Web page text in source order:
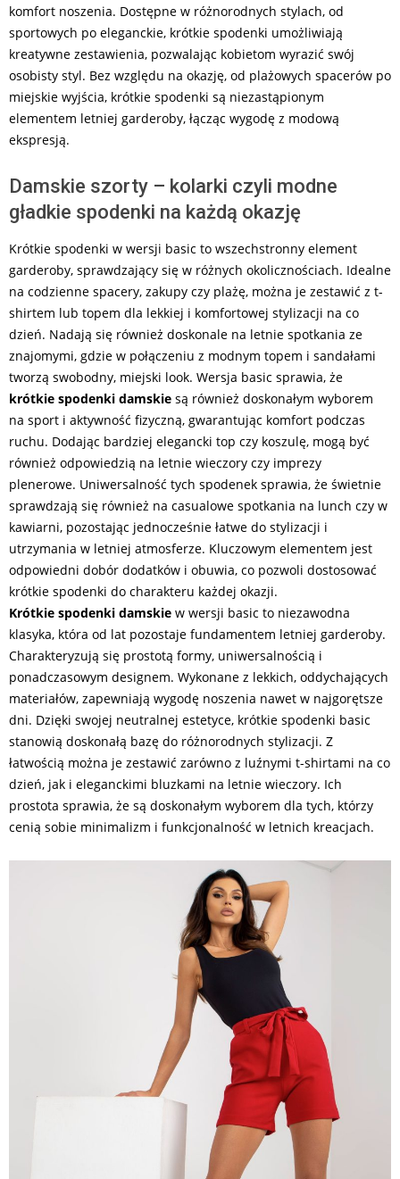
komfort noszenia. Dostępne w różnorodnych stylach, od
sportowych po eleganckie, krótkie spodenki umożliwiają
kreatywne zestawienia, pozwalając kobietom wyrazić swój
osobisty styl. Bez względu na okazję, od plażowych spacerów po
miejskie wyjścia, krótkie spodenki są niezastąpionym
elementem letniej garderoby, łącząc wygodę z modową
ekspresją.
Damskie szorty – kolarki czyli modne
gładkie spodenki na każdą okazję
Krótkie spodenki w wersji basic to wszechstronny element
garderoby, sprawdzający się w różnych okolicznościach. Idealne
na codzienne spacery, zakupy czy plażę, można je zestawić z t-
shirtem lub topem dla lekkiej i komfortowej stylizacji na co
dzień. Nadają się również doskonale na letnie spotkania ze
znajomymi, gdzie w połączeniu z modnym topem i sandałami
tworzą swobodny, miejski look. Wersja basic sprawia, że
krótkie spodenki damskie są również doskonałym wyborem
na sport i aktywność fizyczną, gwarantując komfort podczas
ruchu. Dodając bardziej elegancki top czy koszulę, mogą być
również odpowiedzią na letnie wieczory czy imprezy
plenerowe. Uniwersalność tych spodenek sprawia, że świetnie
sprawdzają się również na casualowe spotkania na lunch czy w
kawiarni, pozostając jednocześnie łatwe do stylizacji i
utrzymania w letniej atmosferze. Kluczowym elementem jest
odpowiedni dobór dodatków i obuwia, co pozwoli dostosować
krótkie spodenki do charakteru każdej okazji.
Krótkie spodenki damskie w wersji basic to niezawodna
klasyka, która od lat pozostaje fundamentem letniej garderoby.
Charakteryzują się prostotą formy, uniwersalnością i
ponadczasowym designem. Wykonane z lekkich, oddychających
materiałów, zapewniają wygodę noszenia nawet w najgorętsze
dni. Dzięki swojej neutralnej estetyce, krótkie spodenki basic
stanowią doskonałą bazę do różnorodnych stylizacji. Z
łatwością można je zestawić zarówno z luźnymi t-shirtami na co
dzień, jak i eleganckimi bluzkami na letnie wieczory. Ich
prostota sprawia, że są doskonałym wyborem dla tych, którzy
cenią sobie minimalizm i funkcjonalność w letnich kreacjach.